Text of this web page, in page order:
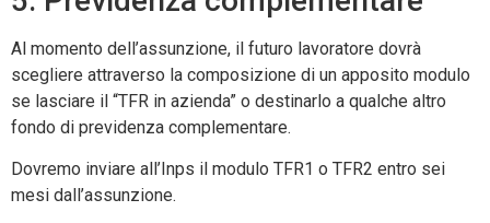
Al momento dell’assunzione, il futuro lavoratore dovrà
scegliere attraverso la composizione di un apposito modulo
se lasciare il “TFR in azienda” o destinarlo a qualche altro
fondo di previdenza complementare.
Dovremo inviare all’Inps il modulo TFR1 o TFR2 entro sei
mesi dall’assunzione.